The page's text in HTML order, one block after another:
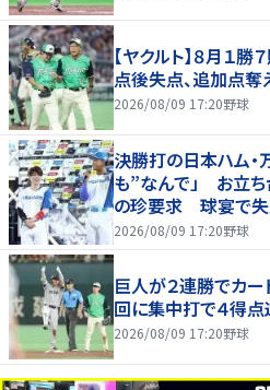
【ヤクルト】８月１
点後失点、追加点奪
2026/08/09 17:20野球
決勝打の日本ハム・
も”なんで」 お立ち
の珍要求 球宴で失
にしましょう！」
2026/08/09 17:20野球
巨人が２連勝でカ
回に集中打で４得
2026/08/09 17:20野球